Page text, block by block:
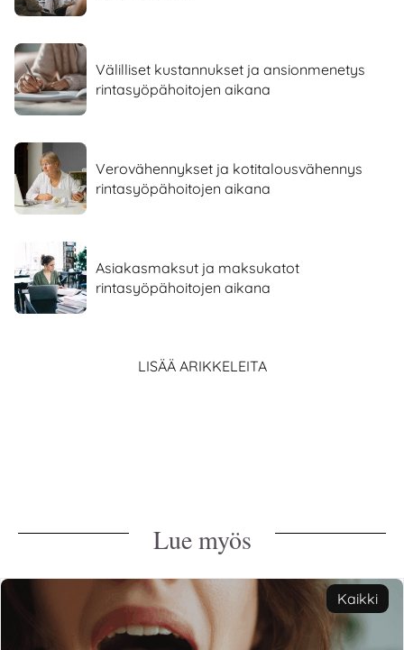
Välilliset kustannukset ja ansionmenetys
rintasyöpähoitojen aikana
Verovähennykset ja kotitalousvähennys
rintasyöpähoitojen aikana
Asiakasmaksut ja maksukatot
rintasyöpähoitojen aikana
LISÄÄ ARIKKELEITA
Lue myös
Kaikki